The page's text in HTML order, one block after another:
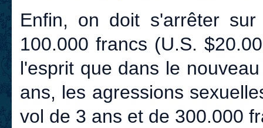
Enfin, on doit s'arrêter
100.000 francs (U.S.
l'esprit que dans le
ans, les agressions
vol de 3 ans et de 300.000